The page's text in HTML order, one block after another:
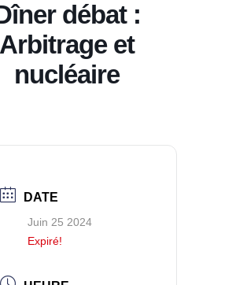
débat :
Arbitrage et
nucléaire
DATE
Juin 25 2024
Expiré!